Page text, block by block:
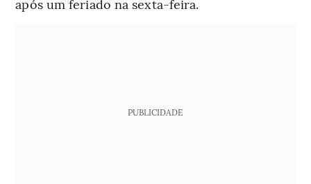
após um feriado na sexta-feira.
PUBLICIDADE